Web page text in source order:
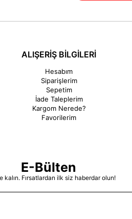
ALIŞERİŞ BİLGİLERİ
Hesabım
Siparişlerim
Sepetim
İade Taleplerim
Kargom Nerede?
Favorilerim
E-Bülten
kalın. Fırsatlardan ilk siz haberdar olun!